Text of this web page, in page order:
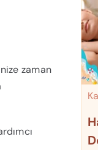
zaman